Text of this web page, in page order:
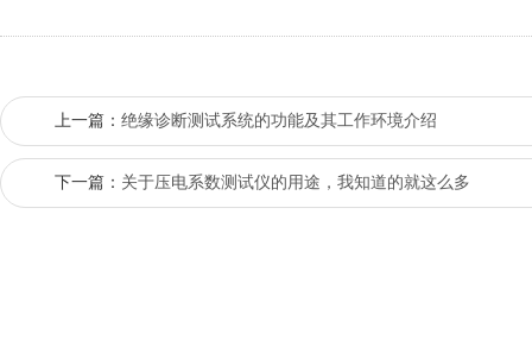
上一篇： 绝缘诊断测试系统的功能及其工作环境介绍
下一篇： 关于压电系数测试仪的用途，我知道的就这么多